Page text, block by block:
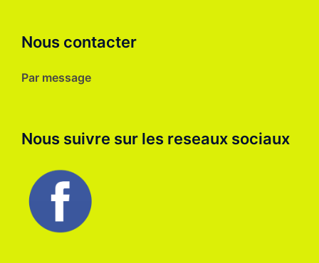
Nous contacter
Par message
Nous suivre sur les reseaux sociaux